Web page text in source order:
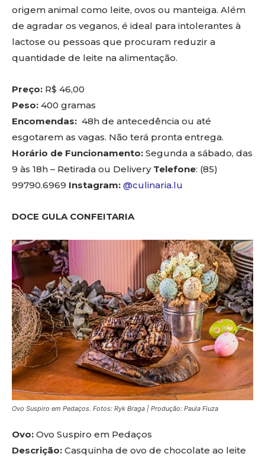
origem animal como leite, ovos ou manteiga. Além
de agradar os veganos, é ideal para intolerantes à
lactose ou pessoas que procuram reduzir a
quantidade de leite na alimentação.
Preço: R$ 46,00
Peso: 400 gramas
Encomendas: 48h de antecedência ou até
esgotarem as vagas. Não terá pronta entrega.
Horário de Funcionamento: Segunda a sábado, das
9 às 18h – Retirada ou Delivery Telefone: (85)
99790.6969 Instagram: @culinaria.lu
DOCE GULA CONFEITARIA
Ovo Suspiro em Pedaços. Fotos: Ryk Braga | Produção: Paula Fiuza
Ovo: Ovo Suspiro em Pedaços
Descrição: Casquinha de ovo de chocolate ao leite